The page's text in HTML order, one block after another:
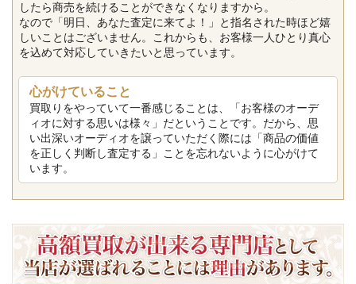
したら商売を続けることができなくなりますから。
なので「明日、あなた査定に来てよ！」と指名された時ほど嬉
しいことはございません。これからも、お客様一人ひとり真心
を込めて対応していきたいと思っています。
心がけていること
買取りをやっていて一番感じることは、「お客様のオーデ
ィオに対する思いは様々」だということです。だから、思
い出深いオーディオを譲っていただく際には「商品の価値
を正しく判断し査定する」ことを忘れないように心がけて
います。